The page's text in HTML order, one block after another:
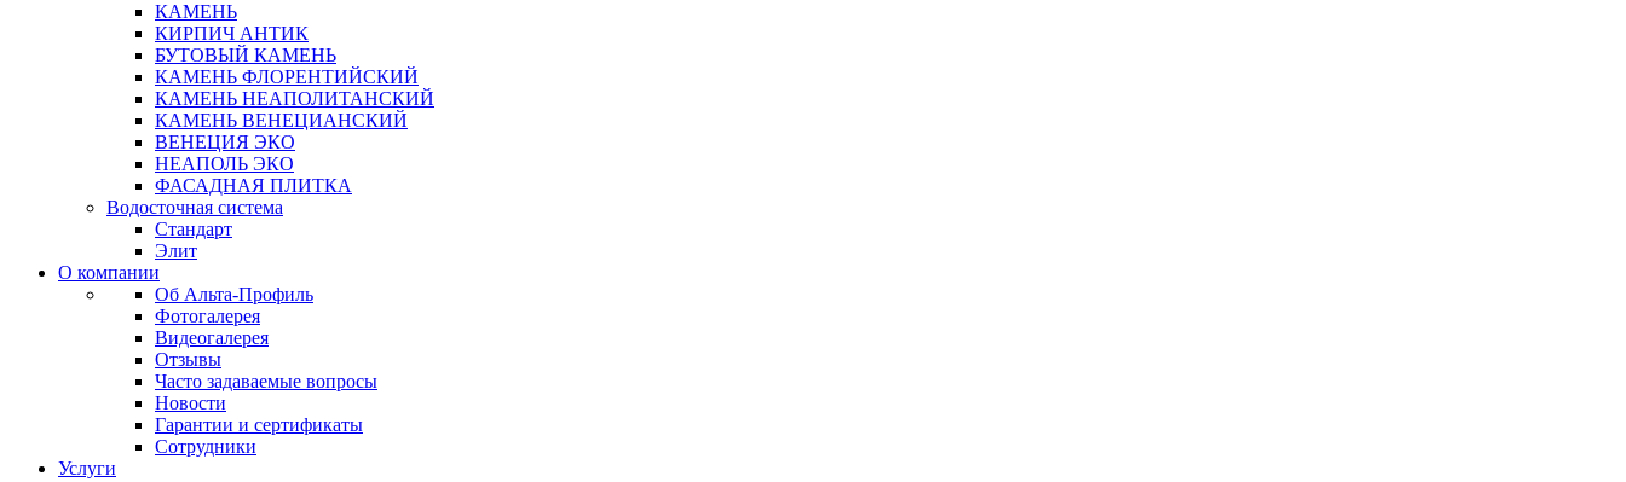
КАМЕНЬ
КИРПИЧ АНТИК
БУТОВЫЙ КАМЕНЬ
КАМЕНЬ ФЛОРЕНТИЙСКИЙ
КАМЕНЬ НЕАПОЛИТАНСКИЙ
КАМЕНЬ ВЕНЕЦИАНСКИЙ
ВЕНЕЦИЯ ЭКО
НЕАПОЛЬ ЭКО
ФАСАДНАЯ ПЛИТКА
Водосточная система
Стандарт
Элит
О компании
Об Альта-Профиль
Фотогалерея
Видеогалерея
Отзывы
Часто задаваемые вопросы
Новости
Гарантии и сертификаты
Сотрудники
Услуги